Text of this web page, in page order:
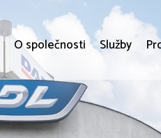
O společnosti Služby